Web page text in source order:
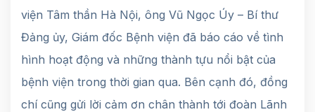
viện Tâm thần Hà Nội, ông Vũ Ngọc Úy – Bí thư
Đảng ủy, Giám đốc Bệnh viện đã báo cáo về tình
hình hoạt động và những thành tựu nổi bật của
bệnh viện trong thời gian qua. Bên cạnh đó, đồng
chí cũng gửi lời cảm ơn chân thành tới đoàn Lãnh